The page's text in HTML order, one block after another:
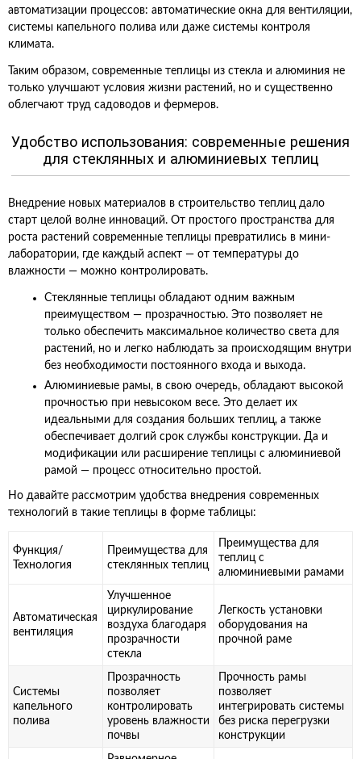
автоматизации процессов: автоматические окна для вентиляции,
системы капельного полива или даже системы контроля
климата.
Таким образом, современные теплицы из стекла и алюминия не
только улучшают условия жизни растений, но и существенно
облегчают труд садоводов и фермеров.
Удобство использования: современные решения
для стеклянных и алюминиевых теплиц
Внедрение новых материалов в строительство теплиц дало
старт целой волне инноваций. От простого пространства для
роста растений современные теплицы превратились в мини-
лаборатории, где каждый аспект — от температуры до
влажности — можно контролировать.
Стеклянные теплицы обладают одним важным
преимуществом — прозрачностью. Это позволяет не
только обеспечить максимальное количество света для
растений, но и легко наблюдать за происходящим внутри
без необходимости постоянного входа и выхода.
Алюминиевые рамы, в свою очередь, обладают высокой
прочностью при невысоком весе. Это делает их
идеальными для создания больших теплиц, а также
обеспечивает долгий срок службы конструкции. Да и
модификации или расширение теплицы с алюминиевой
рамой — процесс относительно простой.
Но давайте рассмотрим удобства внедрения современных
технологий в такие теплицы в форме таблицы:
Функция/
Технология
Преимущества для
стеклянных теплиц
Преимущества для
теплиц с
алюминиевыми рамами
Автоматическая
вентиляция
Улучшенное
циркулирование
воздуха благодаря
прозрачности
стекла
Легкость установки
оборудования на
прочной раме
Системы
капельного
полива
Прозрачность
позволяет
контролировать
уровень влажности
почвы
Прочность рамы
позволяет
интегрировать системы
без риска перегрузки
конструкции